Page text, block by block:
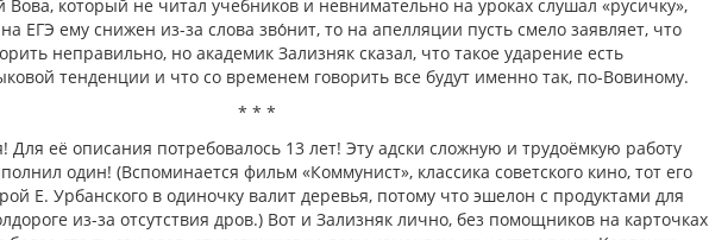
Вова, который не читал учебников и невнимательно на уроках слушал «русичку»,
ЕГЭ ему снижен из-за слова зво́нит, то на апелляции пусть смело заявляет, что
неправильно, но академик Зализняк сказал, что такое ударение есть
тенденции и что со временем говорить все будут именно так, по-Вовиному.
* * *
Для её описания потребовалось 13 лет! Эту адски сложную и трудоёмкую работу
один! (Вспоминается фильм «Коммунист», классика советского кино, тот его
Е. Урбанского в одиночку валит деревья, потому что эшелон с продуктами для
из-за отсутствия дров.) Вот и Зализняк лично, без помощников на карточках